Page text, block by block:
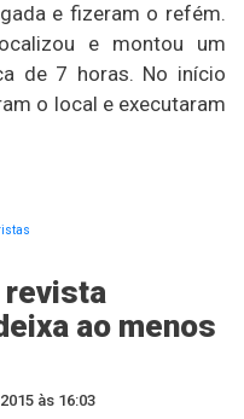
e fizeram o refém.
e montou um
de 7 horas. No início
o local e executaram
revista
ao menos
às 16:03